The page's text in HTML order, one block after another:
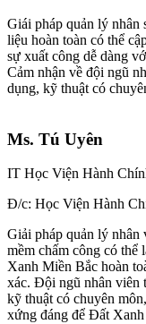
Giái pháp quản lý nhân
liệu hoàn toàn có thể
sự xuất công dễ dàng
Cảm nhận về đội ngũ
dụng, kỹ thuật có
Ms. Tú Uyên
IT Học Viện Hành
Đ/c: Học Viện Hành
Giải pháp quản lý
mềm chấm công có
Xanh Miền Bắc hoàn
xác. Đội ngũ nhân viên
kỹ thuật có chuyên
xứng đáng để Đất